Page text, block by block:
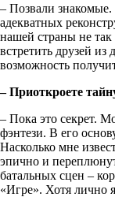
– Позвали
адекватных
нашей страны не
встретить друзей из
возможность
– Приоткроете
– Пока это секрет.
фэнтези. В его
Насколько мне
эпично и
батальных сцен –
«Игре». Хотя лично